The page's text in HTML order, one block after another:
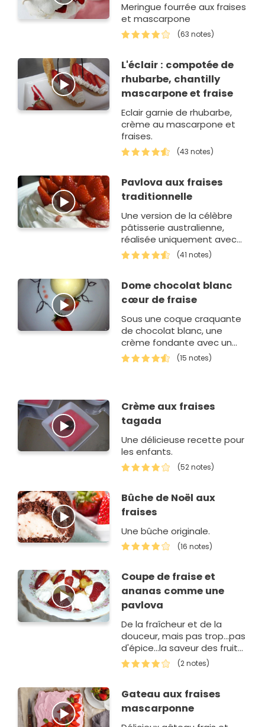
Meringue fourrée aux fraises
et mascarpone
(63 notes)
L'éclair : compotée de
rhubarbe, chantilly
mascarpone et fraise
Eclair garnie de rhubarbe,
crème au mascarpone et
fraises.
(43 notes)
Pavlova aux fraises
traditionnelle
Une version de la célèbre
pâtisserie australienne,
réalisée uniquement avec
des fraises pour célébrer
l'arrivé…
(41 notes)
Dome chocolat blanc
cœur de fraise
Sous une coque craquante
de chocolat blanc, une
crème fondante avec un
cœur de fraises cliforette
sur un sablé.
(15 notes)
Crème aux fraises
tagada
Une délicieuse recette pour
les enfants.
(52 notes)
Bûche de Noël aux
fraises
Une bûche originale.
(16 notes)
Coupe de fraise et
ananas comme une
pavlova
De la fraîcheur et de la
douceur, mais pas trop...pas
d'épice...la saveur des fruits
uniquement!Ce dessert a
suivi un curry vert de poulet
(2 notes)
Gateau aux fraises
mascarponne